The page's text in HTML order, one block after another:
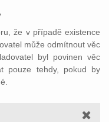
že v případě existence
může odmítnout věc
byl povinen věc
pouze tehdy, pokud by